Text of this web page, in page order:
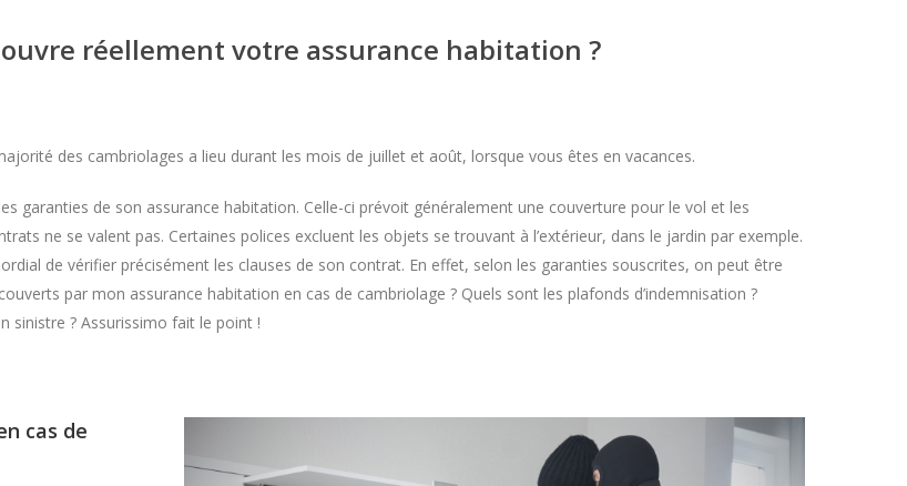
réellement votre assurance habitation ?
des cambriolages a lieu durant les mois de juillet et août, lorsque vous êtes en vacances.
garanties de son assurance habitation. Celle-ci prévoit généralement une couverture pour le vol et les
ne se valent pas. Certaines polices excluent les objets se trouvant à l’extérieur, dans le jardin par exemple.
de vérifier précisément les clauses de son contrat. En effet, selon les garanties souscrites, on peut être
par mon assurance habitation en cas de cambriolage ? Quels sont les plafonds d’indemnisation ?
sinistre ? Assurissimo fait le point !
cas de